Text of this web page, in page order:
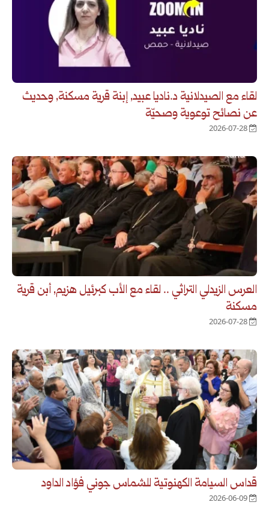
لقاء مع الصيدلانية د.ناديا عبيد, إبنة قرية مسكنة, وحديث
عن نصائح توعوية وصحيّة
2026-07-28
العرس الزيدلي التراثي .. لقاء مع الأب كبرئيل هزيم, أبن قرية
مسكنة
2026-07-28
قداس السيامة الكهنوتية للشماس جوني فؤاد الداود
2026-06-09